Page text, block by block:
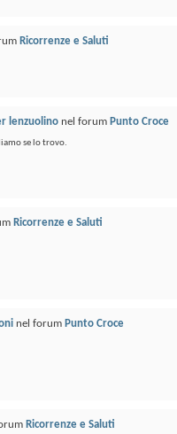
Ricorrenze e Saluti
lenzuolino nel forum Punto Croce
se lo trovo.
Ricorrenze e Saluti
nel forum Punto Croce
Ricorrenze e Saluti